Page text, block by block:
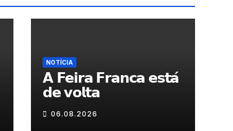
NOTÍCIA
𝗔 𝗙𝗲𝗶𝗿𝗮 𝗙𝗿𝗮𝗻𝗰𝗮 𝗲𝘀𝘁𝗮́
𝗱𝗲 𝘃𝗼𝗹𝘁𝗮
06.08.2026